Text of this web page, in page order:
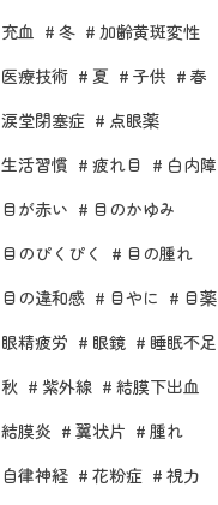
充血
冬
加齢黄斑変性
医療技術
夏 子供 春
涙堂閉塞症
点眼薬
生活習慣
疲れ目
白内障
目が赤い
目のかゆみ
目のぴくぴく
目の腫れ
目の違和感
目やに
目薬
眼精疲労
眼鏡
睡眠不足
秋
紫外線
結膜下出血
結膜炎
翼状片
腫れ
自律神経
花粉症
視力